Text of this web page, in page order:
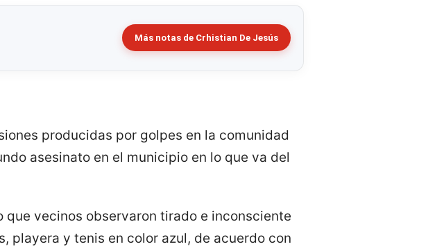
Más notas de Crhistian De Jesús
producidas por golpes en la comunidad
asesinato en el municipio en lo que va del
vecinos observaron tirado e inconsciente
playera y tenis en color azul, de acuerdo con